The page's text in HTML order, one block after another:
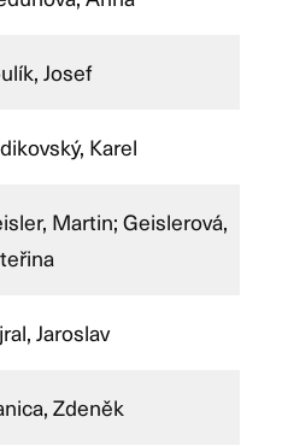
Josef
Karel
Martin; Geislerová,
Jaroslav
Zdeněk